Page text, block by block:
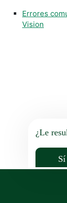
Errores
Vision
¿Le
Sí